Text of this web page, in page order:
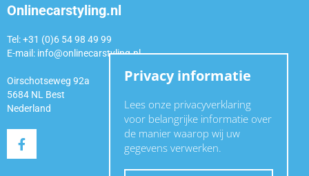
Onlinecarstyling.nl
Tel: +31 (0)6 54 98 49 99
E-mail: info@onlinecarstyling.nl
Oirschotseweg 92a
5684 NL Best
Nederland
Privacy informatie
Lees onze privacyverklaring
voor belangrijke informatie over
de manier waarop wij uw
gegevens verwerken.